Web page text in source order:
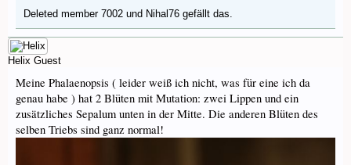
Deleted member 7002 und Nihal76 gefällt das.
Helix Guest
Meine Phalaenopsis ( leider weiß ich nicht, was für eine ich da
genau habe ) hat 2 Blüten mit Mutation: zwei Lippen und ein
zusätzliches Sepalum unten in der Mitte. Die anderen Blüten des
selben Triebs sind ganz normal!